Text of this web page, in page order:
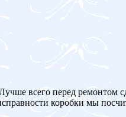
всего перед ремонтом
коробки мы